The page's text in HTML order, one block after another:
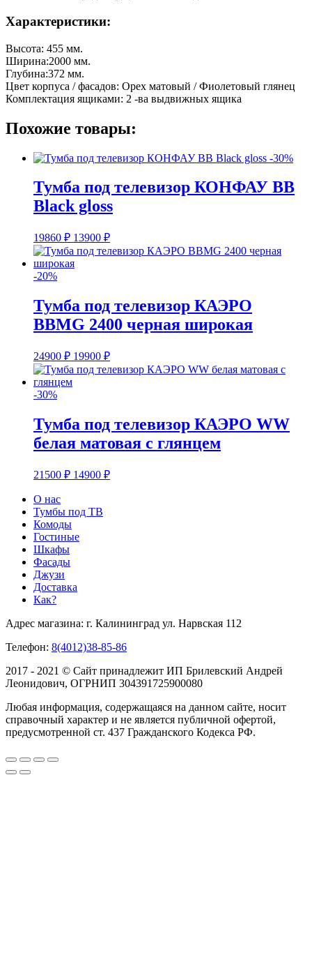
Характеристики:
Высота: 455 мм.
Ширина:2000 мм.
Глубина:372 мм.
Цвет корпуса / фасадов: Орех матовый / Фиолетовый глянец
Комплектация ящиками: 2 -ва выдвижных ящика
Похожие товары:
-30%
Тумба под телевизор КОНФАУ BB
Black gloss
19860 ₽ 13900 ₽
-20%
Тумба под телевизор КАЭРО
BBMG 2400 черная широкая
24900 ₽ 19900 ₽
-30%
Тумба под телевизор КАЭРО WW
белая матовая с глянцем
21500 ₽ 14900 ₽
О нас
Тумбы под ТВ
Комоды
Гостиные
Шкафы
Фасады
Джузи
Доставка
Как?
Адрес магазина: г. Калининград ул. Нарвская 112
Телефон: 8(4012)38-85-86
2017 - 2021 © Сайт принадлежит ИП Брилевский Андрей
Леонидович, ОГРНИП 304391725900080
Любая информация, содержащаяся на данном сайте, носит
справочный характер и не является публичной офертой,
предусмотренной ст. 437 Гражданского Кодекса РФ.